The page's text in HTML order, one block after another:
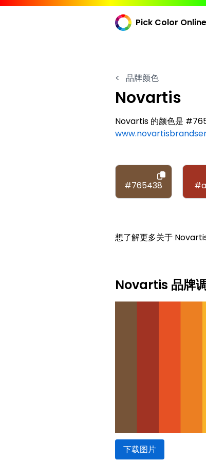
Pick Color Online
< 品牌颜色
Novartis
Novartis 的颜色是
#765438
想了解更多关于
Novartis 品牌
下载图片